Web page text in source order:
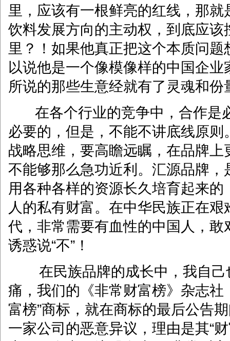
里，应该有一根鲜亮的红线，那就
饮料发展方向的主动权，到底应该
里？！如果他真正把这个本质问题
以说他是一个像模像样的中国企业
所说的那些生意经就有了灵魂和份
在各个行业的竞争中，合作是
必要的，但是，不能不讲底线原则
战略思维，要高瞻远瞩，在品牌上
不能够那么急功近利。汇源品牌，
用各种各样的资源长久培育起来的
人的私有财富。在中华民族正在艰
代，非常需要有血性的中国人，敢
诱惑说“不”！
在民族品牌的成长中，我自己
痛，我们的《非常财富榜》杂志社
富榜”商标，就在商标的最后公告
一家公司的恶意异议，理由是其“